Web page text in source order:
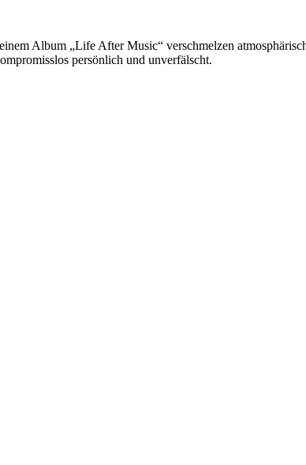
Album „Life After Music“ verschmelzen
persönlich und unverfälscht.